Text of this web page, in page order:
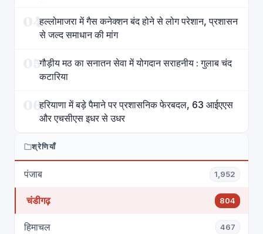
04हल्लोमाजरा में गैस कनेक्शन बंद होने से लोग परेशान, प्रशासन
से जल्द समाधान की मांग
05गौड़ीय मठ का सनातन सेवा में योगदान सराहनीय : गुलाब चंद
कटारिया
06हरियाणा में बड़े पैमाने पर प्रशासनिक फेरबदल, 63 आईएएस
और एचसीएस इधर से उधर
श्रेणियाँ
पंजाब 1,952
चंडीगढ़ 804
हिमाचल 467